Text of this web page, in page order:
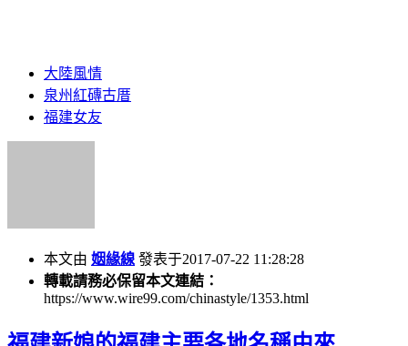
大陸風情
泉州紅磚古厝
福建女友
本文由 姻緣線 發表于2017-07-22 11:28:28
轉載請務必保留本文連結：
https://www.wire99.com/chinastyle/1353.html